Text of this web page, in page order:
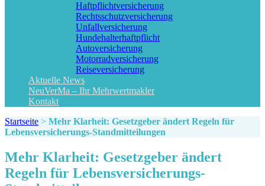
Haftpflichtversicherung
Rechtsschutzversicherung
Unfallversicherung
Hundehalterhaftpflicht
Autoversicherung
Motorradversicherung
Reiseversicherung
Aktuelle News
NeuVerMa – Ihr Mehrwertmakler
Kontakt
Startseite > Mehr Klarheit: Gesetzgeber ändert Regeln für
Lebensversicherungs-Standmitteilungen
Mehr Klarheit: Gesetzgeber ändert
Regeln für Lebensversicherungs-